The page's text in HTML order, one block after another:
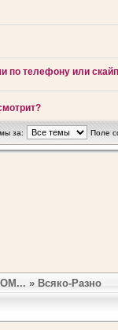
по телефону или
за: Поле
» Всяко-Разно